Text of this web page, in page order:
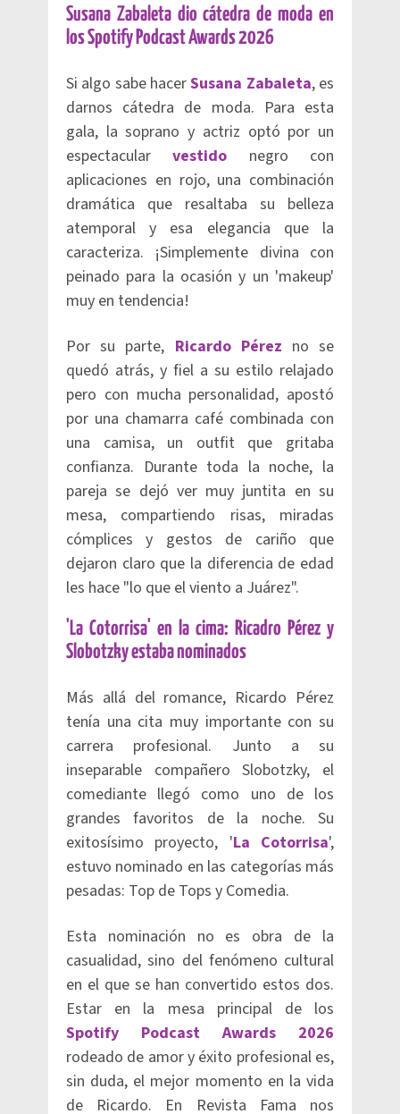
Susana Zabaleta dio cátedra de moda en
los Spotify Podcast Awards 2026
Si algo sabe hacerSusana Zabaleta, es
darnos cátedra de moda. Para esta
gala, la soprano y actriz optó por un
espectacular vestido negro con
aplicaciones en rojo, una combinación
dramática que resaltaba su belleza
atemporal y esa elegancia que la
caracteriza. ¡Simplemente divina con
peinado para la ocasión y un 'makeup'
muy en tendencia!
Por su parte, Ricardo Pérez no se
quedó atrás, y fiel a su estilo relajado
pero con mucha personalidad, apostó
por una chamarra café combinada con
una camisa, un outfit que gritaba
confianza. Durante toda la noche, la
pareja se dejó ver muy juntita en su
mesa, compartiendo risas, miradas
cómplices y gestos de cariño que
dejaron claro que la diferencia de edad
les hace "lo que el viento a Juárez".
'La Cotorrisa' en la cima: Ricadro Pérez y
Slobotzky estaba nominados
Más allá del romance, Ricardo Pérez
tenía una cita muy importante con su
carrera profesional. Junto a su
inseparable compañero Slobotzky, el
comediante llegó como uno de los
grandes favoritos de la noche. Su
exitosísimo proyecto, 'La Cotorrisa',
estuvo nominado en las categorías más
pesadas: Top de Tops y Comedia.
Esta nominación no es obra de la
casualidad, sino del fenómeno cultural
en el que se han convertido estos dos.
Estar en la mesa principal de los
Spotify Podcast Awards 2026
rodeado de amor y éxito profesional es,
sin duda, el mejor momento en la vida
de Ricardo. En Revista Fama nos